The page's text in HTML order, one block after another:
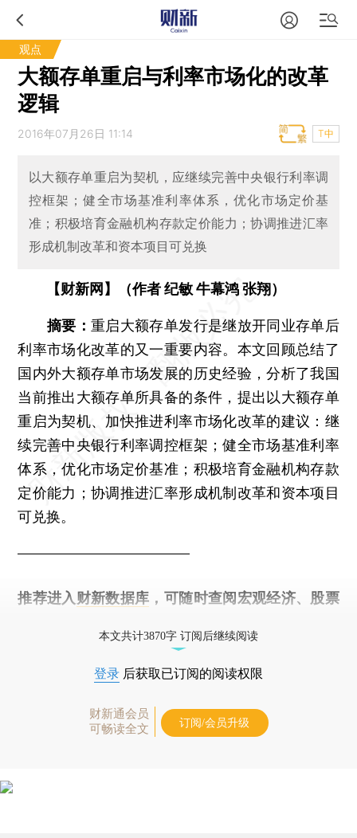
观点
大额存单重启与利率市场化的改革
逻辑
2016年07月26日 11:14 T中
以大额存单重启为契机，应继续完善中央银行利率调
控框架；健全市场基准利率体系，优化市场定价基
准；积极培育金融机构存款定价能力；协调推进汇率
形成机制改革和资本项目可兑换
【财新网】（作者 纪敏 牛幕鸿 张翔）
摘要：重启大额存单发行是继放开同业存单后
利率市场化改革的又一重要内容。本文回顾总结了
国内外大额存单市场发展的历史经验，分析了我国
当前推出大额存单所具备的条件，提出以大额存单
重启为契机、加快推进利率市场化改革的建议：继
续完善中央银行利率调控框架；健全市场基准利率
体系，优化市场定价基准；积极培育金融机构存款
定价能力；协调推进汇率形成机制改革和资本项目
可兑换。
————————————
推荐进入 财新数据库 ，可随时查阅宏观经济、股票
本文共计3870字 订阅后继续阅读
登录 后获取已订阅的阅读权限
财新通会员
可畅读全文
订阅/会员升级